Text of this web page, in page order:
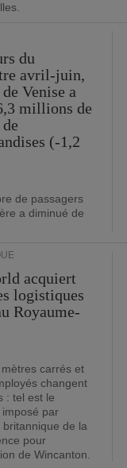
du
avril-juin,
Venise a
millions de
(-1,2
de passagers
a diminué de
acquiert
logistiques
Royaume-
carrés et
changent
: tel est le
par
britannique de la
pour
de Wincanton.